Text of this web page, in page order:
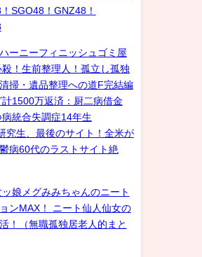
SGO48！GNZ48！
ーニーフィニッシュゴミ屋
！生前整理人！孤立し孤独
掃・遺品整理への道F完結編
計1500万返済：厨二病借金
統合失調症14年生
究生、最後のサイト！全米が
病60代のラストサイト絶
娘メグみみちゃんのニート
ンMAX！ ニート仙人仙女の
！（無職孤独居老人的まと